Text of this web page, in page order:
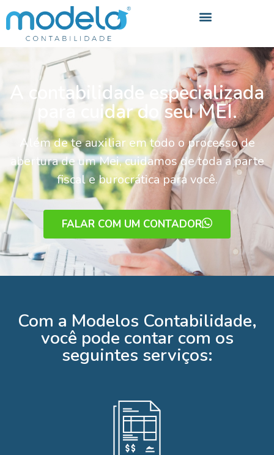
A contabilidade especializada
para cuidar do seu MEI.
Além de te auxiliar em todo o processo de
abertura de um Mei, cuidamos de toda a parte
fiscal e burocrática para você.
FALAR COM UM CONTADOR
Com a Modelos Contabilidade,
você pode contar com os
seguintes serviços: